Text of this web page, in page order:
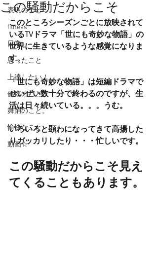
表現のこと
fitness
日常
思ったこと
上達したい！
健康のこと。
舞踊のこと。
愉快なこと
動画☆
この騒動だからこそ
このところシーズンごとに放映されて
いるTVドラマ「世にも奇妙な物語」の
世界に生きているような感覚になりま
す。
「世にも奇妙な物語」は短編ドラマで
せいぜい数十分で終わるのですが、生
活は日々続いている。。。うむ。
いろいろと顕わになってきて高揚した
りガッカリしたり・・・忙しいです。
この騒動だからこそ見え
てくることもあります。